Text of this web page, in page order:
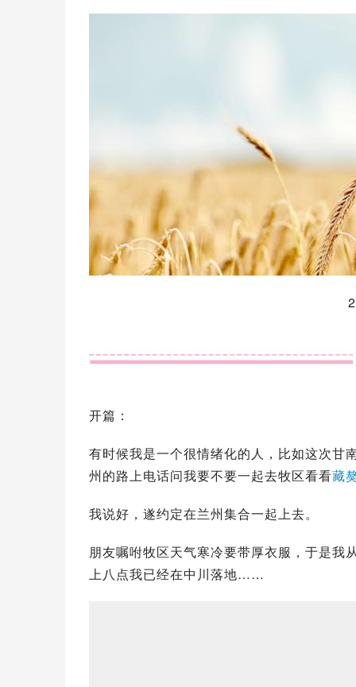
开篇：
有时候我是一个很情绪化的人，比如这次甘
州的路上电话问我要不要一起去牧区看看藏
我说好，遂约定在兰州集合一起上去。
朋友嘱咐牧区天气寒冷要带厚衣服，于是我
上八点我已经在中川落地……